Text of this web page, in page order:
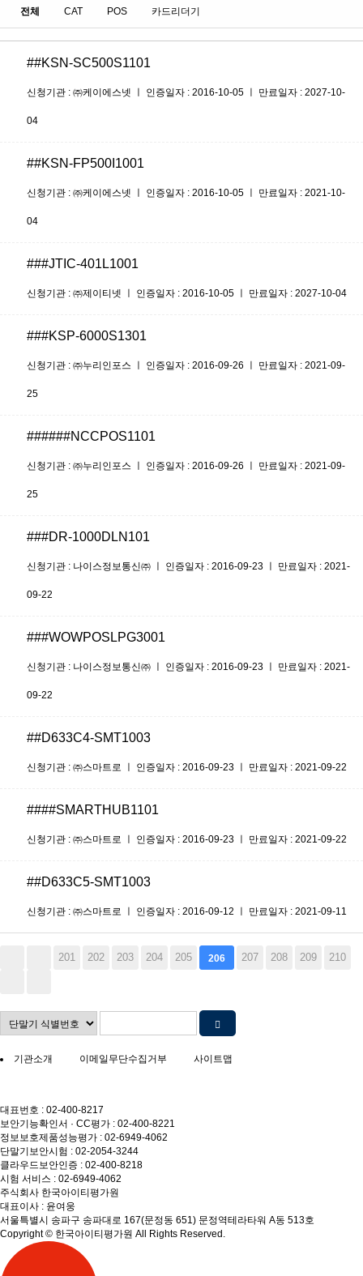
전체 CAT POS 카드리더기
##KSN-SC500S1101
신청기관 : ㈜케이에스넷 ㅣ 인증일자 : 2016-10-05 ㅣ 만료일자 : 2027-10-
04
##KSN-FP500I1001
신청기관 : ㈜케이에스넷 ㅣ 인증일자 : 2016-10-05 ㅣ 만료일자 : 2021-10-
04
###JTIC-401L1001
신청기관 : ㈜제이티넷 ㅣ 인증일자 : 2016-10-05 ㅣ 만료일자 : 2027-10-04
###KSP-6000S1301
신청기관 : ㈜누리인포스 ㅣ 인증일자 : 2016-09-26 ㅣ 만료일자 : 2021-09-
25
######NCCPOS1101
신청기관 : ㈜누리인포스 ㅣ 인증일자 : 2016-09-26 ㅣ 만료일자 : 2021-09-
25
###DR-1000DLN101
신청기관 : 나이스정보통신㈜ ㅣ 인증일자 : 2016-09-23 ㅣ 만료일자 : 2021-
09-22
###WOWPOSLPG3001
신청기관 : 나이스정보통신㈜ ㅣ 인증일자 : 2016-09-23 ㅣ 만료일자 : 2021-
09-22
##D633C4-SMT1003
신청기관 : ㈜스마트로 ㅣ 인증일자 : 2016-09-23 ㅣ 만료일자 : 2021-09-22
####SMARTHUB1101
신청기관 : ㈜스마트로 ㅣ 인증일자 : 2016-09-23 ㅣ 만료일자 : 2021-09-22
##D633C5-SMT1003
신청기관 : ㈜스마트로 ㅣ 인증일자 : 2016-09-12 ㅣ 만료일자 : 2021-09-11
201 202 203 204 205 206 207 208 209 210
기관소개 이메일무단수집거부 사이트맵
대표번호 : 02-400-8217
보안기능확인서 · CC평가 : 02-400-8221
정보보호제품성능평가 : 02-6949-4062
단말기보안시험 : 02-2054-3244
클라우드보안인증 : 02-400-8218
시험 서비스 : 02-6949-4062
주식회사 한국아이티평가원
대표이사 : 윤여웅
서울특별시 송파구 송파대로 167(문정동 651) 문정역테라타워 A동 513호
Copyright © 한국아이티평가원 All Rights Reserved.